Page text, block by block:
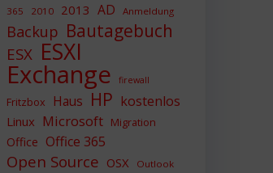
365 2010 2013 AD Anmeldung
Backup Bautagebuch
ESX ESXI
Exchange firewall
Fritzbox Haus HP kostenlos
Linux Microsoft Migration
Office Office 365
Open Source OSX Outlook